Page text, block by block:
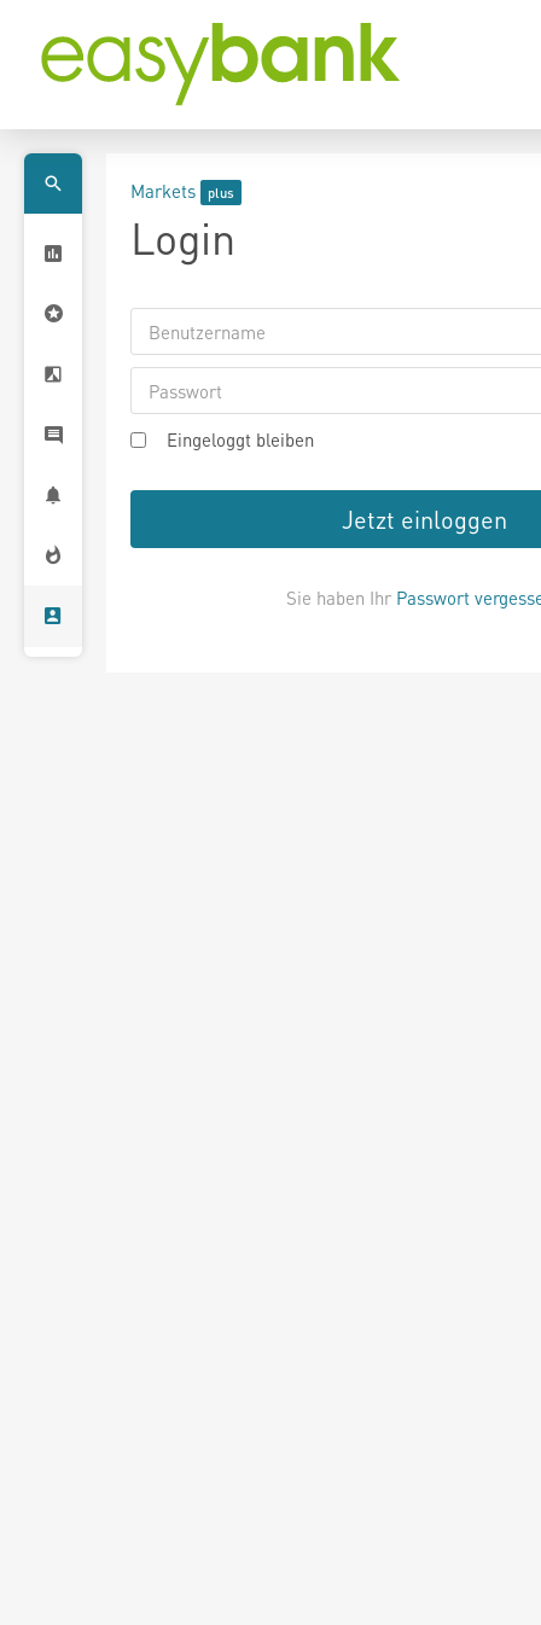
Markets
Login
Eingeloggt bleiben
Jetzt einloggen
Sie haben Ihr Passwort